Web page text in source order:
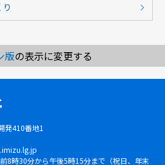
版の表示に変更する
発410番地1
8時30分から午後5時15分まで（祝日、年末